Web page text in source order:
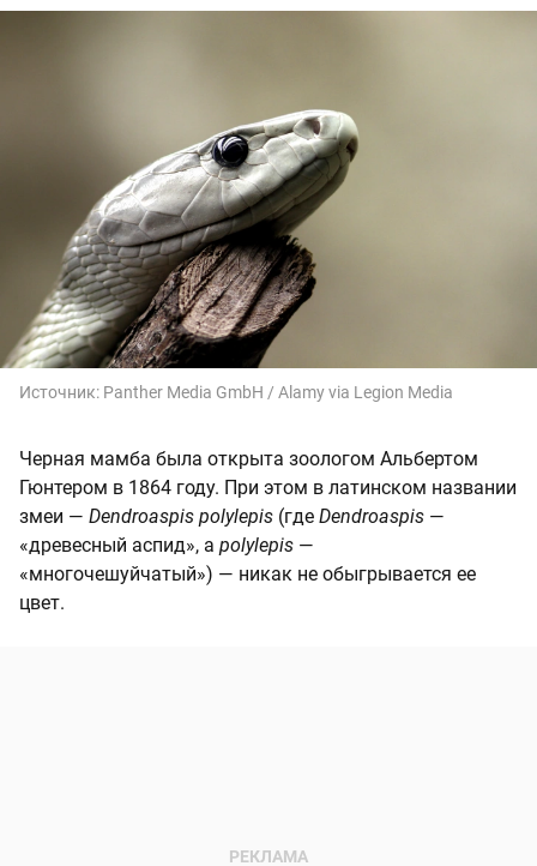
Источник: Panther Media GmbH / Alamy via Legion Media
Черная мамба была открыта зоологом Альбертом
Гюнтером в 1864 году. При этом в латинском названии
змеи — Dendroaspis polylepis (где Dendroaspis —
«древесный аспид», а polylepis —
«многочешуйчатый») — никак не обыгрывается ее
цвет.